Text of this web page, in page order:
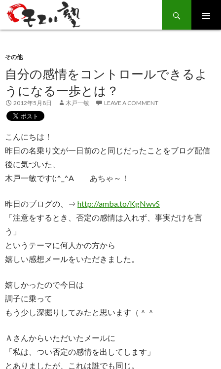
Search
SKIP
TO
その他
自分の感情をコントロールできるよ
うになる一歩とは？
2012年5月8日 木戸一敏 LEAVE A COMMENT
こんにちは！
昨日の名乗り文が一日前のと同じだったことをブログ配信
後に気づいた、
木戸一敏です(;^_^A あちゃ～！
昨日のブログの、⇒ http://amba.to/KgNwvS
「注意をするとき、否定の感情は入れず、事実だけを言
う」
というテーマに何人かの方から
嬉しい感想メールをいただきました。
嬉しかったので今日は
調子に乗って
もう少し深掘りしてみたと思います（＾＾
Ａさんからいただいたメールに
「私は、つい否定の感情を出してします」
とありましたが、これは誰でも同じ。